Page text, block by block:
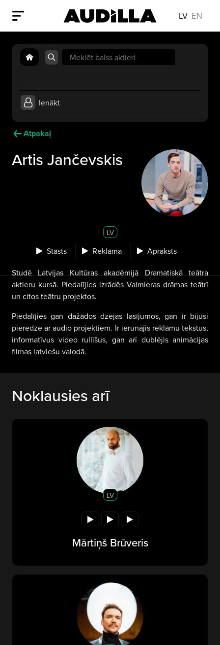
LV EN
Search
for:
Ienākt
Atpakaļ
Artis Jančevskis
LV
Stāsts Reklāma Apraksts
Studē Latvijas Kultūras akadēmijā Dramatiskā teātra
aktieru kursā. Piedalījies izrādēs Valmieras drāmas teātrī
un citos teātru projektos.
Piedalījies gan dažādos dzejas lasījumos, gan ir bijusi
pieredze ar audio projektiem. Ir ierunājis reklāmu tekstus,
informatīvus video rullīšus, gan arī dublējis animācijas
filmas latviešu valodā.
Noklausies arī
LV
Mārtiņš Brūveris